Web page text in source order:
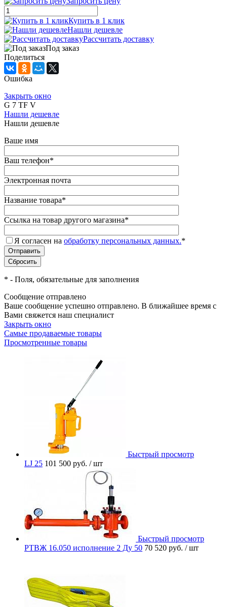
Купить в 1 клик
Нашли дешевле
Рассчитать доставку
Под заказ
Поделиться
Ошибка
Закрыть окно
G 7 TF V
Нашли дешевле
Нашли дешевле
Ваше имя
Ваш телефон*
Электронная почта
Название товара*
Ссылка на товар другого магазина*
Я согласен на обработку персональных данных.*
* - Поля, обязательные для заполнения
Сообщение отправлено
Ваше сообщение успешно отправлено. В ближайшее время с
Вами свяжется наш специалист
Закрыть окно
Самые продаваемые товары
Просмотренные товары
Быстрый просмотр
LJ 25 101 500 руб. / шт
Быстрый просмотр
РТВЖ 16.050 исполнение 2 Ду 50 70 520 руб. / шт